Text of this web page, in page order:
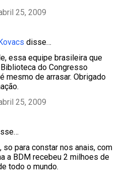
25, 2009
disse…
essa equipe brasileira que
do Congresso
mesmo de arrasar. Obrigado
25, 2009
so para constar nos anais, com
a BDM recebeu 2 milhoes de
todo o mundo.